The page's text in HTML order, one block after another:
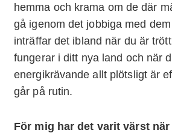
hemma och krama om de där
gå igenom det jobbiga med
inträffar det ibland när du är
fungerar i ditt nya land och när
energikrävande allt plötsligt är
går på rutin.
För mig har det varit värst